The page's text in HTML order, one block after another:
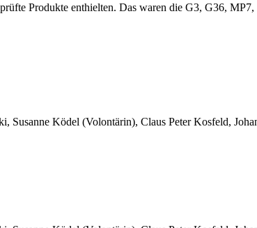
Produkte enthielten. Das waren die G3, G36,
Susanne Ködel (Volontärin), Claus Peter Kosfeld,